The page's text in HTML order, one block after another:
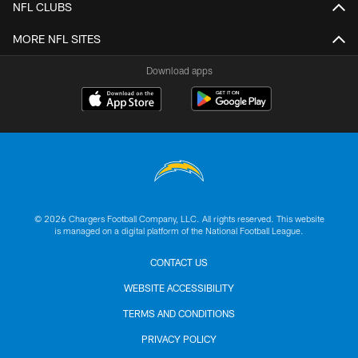
NFL CLUBS
MORE NFL SITES
Download apps
© 2026 Chargers Football Company, LLC. All rights reserved. This website
is managed on a digital platform of the National Football League.
CONTACT US
WEBSITE ACCESSIBILITY
TERMS AND CONDITIONS
PRIVACY POLICY